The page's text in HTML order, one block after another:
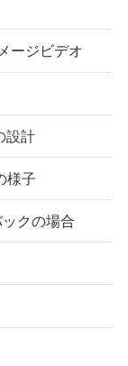
ージビデオ
設計
様子
クの場合